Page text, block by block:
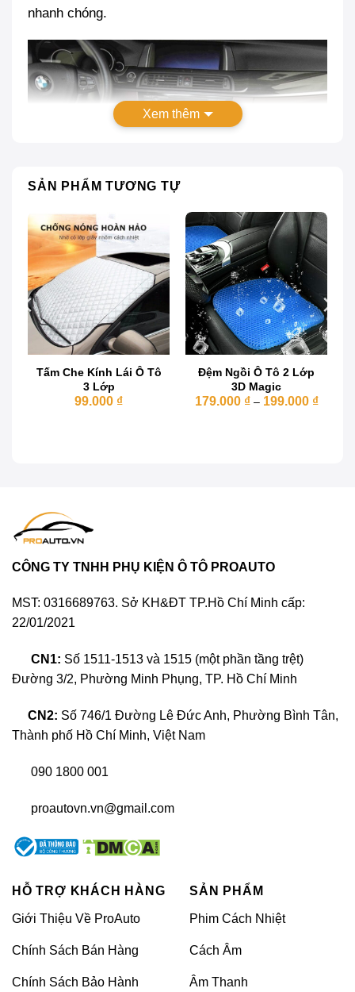
nhanh chóng.
Thảm cao su lót sàn xe ô tô
Thông tin sản phẩm
Chất liệu cao su mềm, độ đàn hồi cao, không mùi,
không thấm nước, không ẩm mốc, không hoá chất
độc hại, bền bỉ nhất trong các loại thảm lót sàn.
Chất liệu cao su mềm
Bề mặt thảm thiết kế nổi, độ ma sát cao, không xê
Xem thêm
SẢN PHẨM TƯƠNG TỰ
Tấm Che Kính Lái Ô Tô
3 Lớp
99.000 ₫
Đệm Ngồi Ô Tô 2 Lớp
3D Magic
179.000 ₫ – 199.000 ₫
CÔNG TY TNHH PHỤ KIỆN Ô TÔ PROAUTO
MST: 0316689763. Sở KH&ĐT TP.Hồ Chí Minh cấp:
22/01/2021
CN1: Số 1511-1513 và 1515 (một phần tầng trệt)
Đường 3/2, Phường Minh Phụng, TP. Hồ Chí Minh
CN2: Số 746/1 Đường Lê Đức Anh, Phường Bình Tân,
Thành phố Hồ Chí Minh, Việt Nam
090 1800 001
proautovn.vn@gmail.com
HỖ TRỢ KHÁCH HÀNG
Giới Thiệu Về ProAuto
Chính Sách Bán Hàng
Chính Sách Bảo Hành
SẢN PHẨM
Phim Cách Nhiệt
Cách Âm
Âm Thanh